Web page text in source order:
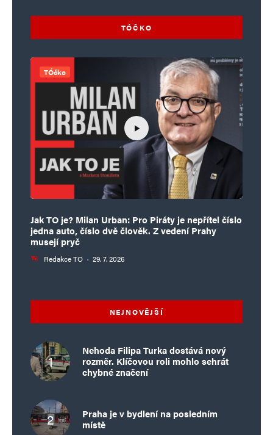
TÓČKO
TÓčko
Jak TO je? Milan Urban: Pro Piráty je nepřítel číslo
jedna auto, číslo dvě člověk. Z vedení Prahy
musejí pryč
Redakce TO · 29. 7. 2026
NEJNOVĚJŠÍ
Nehoda Filipa Turka dostává nový
rozměr. Klíčovou roli mohlo sehrát
chybné značení
Praha je v bydlení na posledním
místě